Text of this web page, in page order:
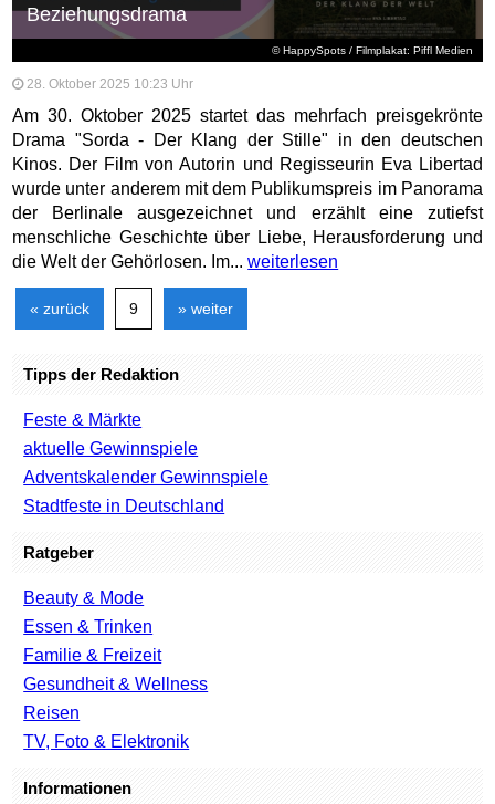
© HappySpots / Filmplakat: Piffl Medien
Beziehungsdrama
28. Oktober 2025 10:23 Uhr
Am 30. Oktober 2025 startet das mehrfach preisgekrönte
Drama "Sorda - Der Klang der Stille" in den deutschen
Kinos. Der Film von Autorin und Regisseurin Eva Libertad
wurde unter anderem mit dem Publikumspreis im Panorama
der Berlinale ausgezeichnet und erzählt eine zutiefst
menschliche Geschichte über Liebe, Herausforderung und
die Welt der Gehörlosen. Im...weiterlesen
« zurück 9 » weiter
Tipps der Redaktion
Feste & Märkte
aktuelle Gewinnspiele
Adventskalender Gewinnspiele
Stadtfeste in Deutschland
Ratgeber
Beauty & Mode
Essen & Trinken
Familie & Freizeit
Gesundheit & Wellness
Reisen
TV, Foto & Elektronik
Informationen